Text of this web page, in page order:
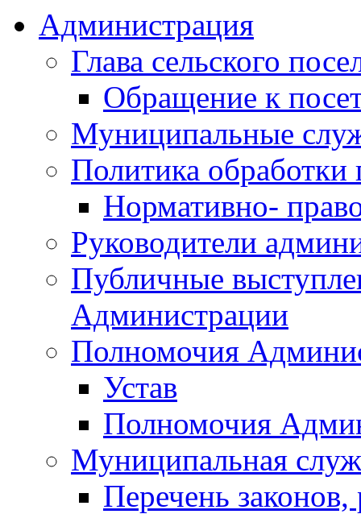
Администрация
Глава сельского
Обращение к
Муниципальные
Политика
Нормативно-
Руководители
Публичные
Администрации
Полномочия
Устав
Полномочия
Муниципальная
Перечень